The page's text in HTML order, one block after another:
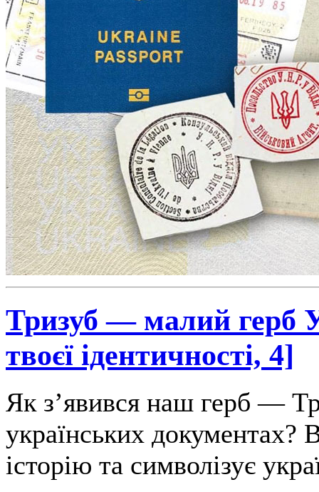
Тризуб — малий герб
твоєї ідентичності, 4]
Як з’явився наш герб —
українських документах?
історію та символізує